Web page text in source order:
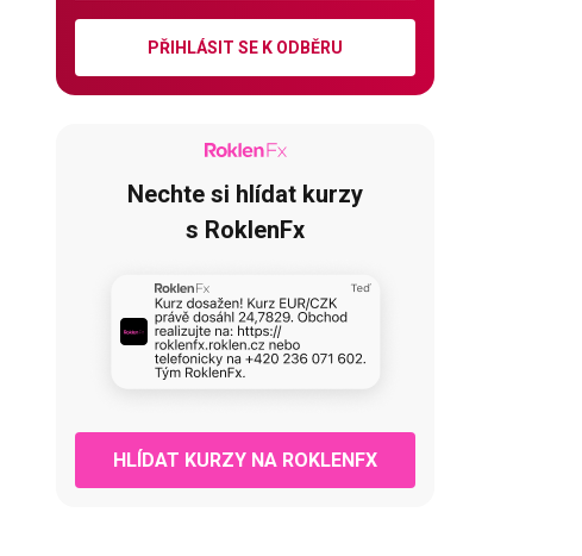
PŘIHLÁSIT SE K ODBĚRU
Nechte si hlídat kurzy
s RoklenFx
HLÍDAT KURZY NA ROKLENFX